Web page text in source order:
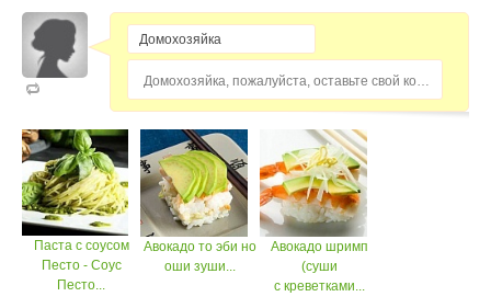
Домохозяйка, пожалуйста, оставьте свой комментарий...
Паста с соусом
Песто - Соус
Песто...
Авокадо то эби но
оши зуши...
Авокадо шримп
(суши
с креветками...